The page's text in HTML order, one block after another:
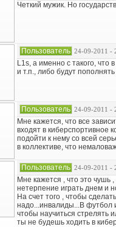
Четкий мужик. Но
Пользователь 24-09-2011 -
L1s, а именно с такого,
и т.п., либо будут
Пользователь 24-09-2011 -
Мне кажется, что все
входят в киберспортивное
подойти к нему со всей
в коллективе, что
Пользователь 24-09-2011 -
Мне кажется , что это чушь
нетерпение играть днем и
На счет того , чтобы
надо...инвалиды...В футбол
чтобы научиться
ты не будешь ходить в